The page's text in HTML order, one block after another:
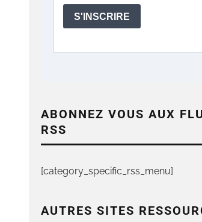
ABONNEZ VOUS AUX
RSS
[category_specific_rss_menu]
AUTRES SITES